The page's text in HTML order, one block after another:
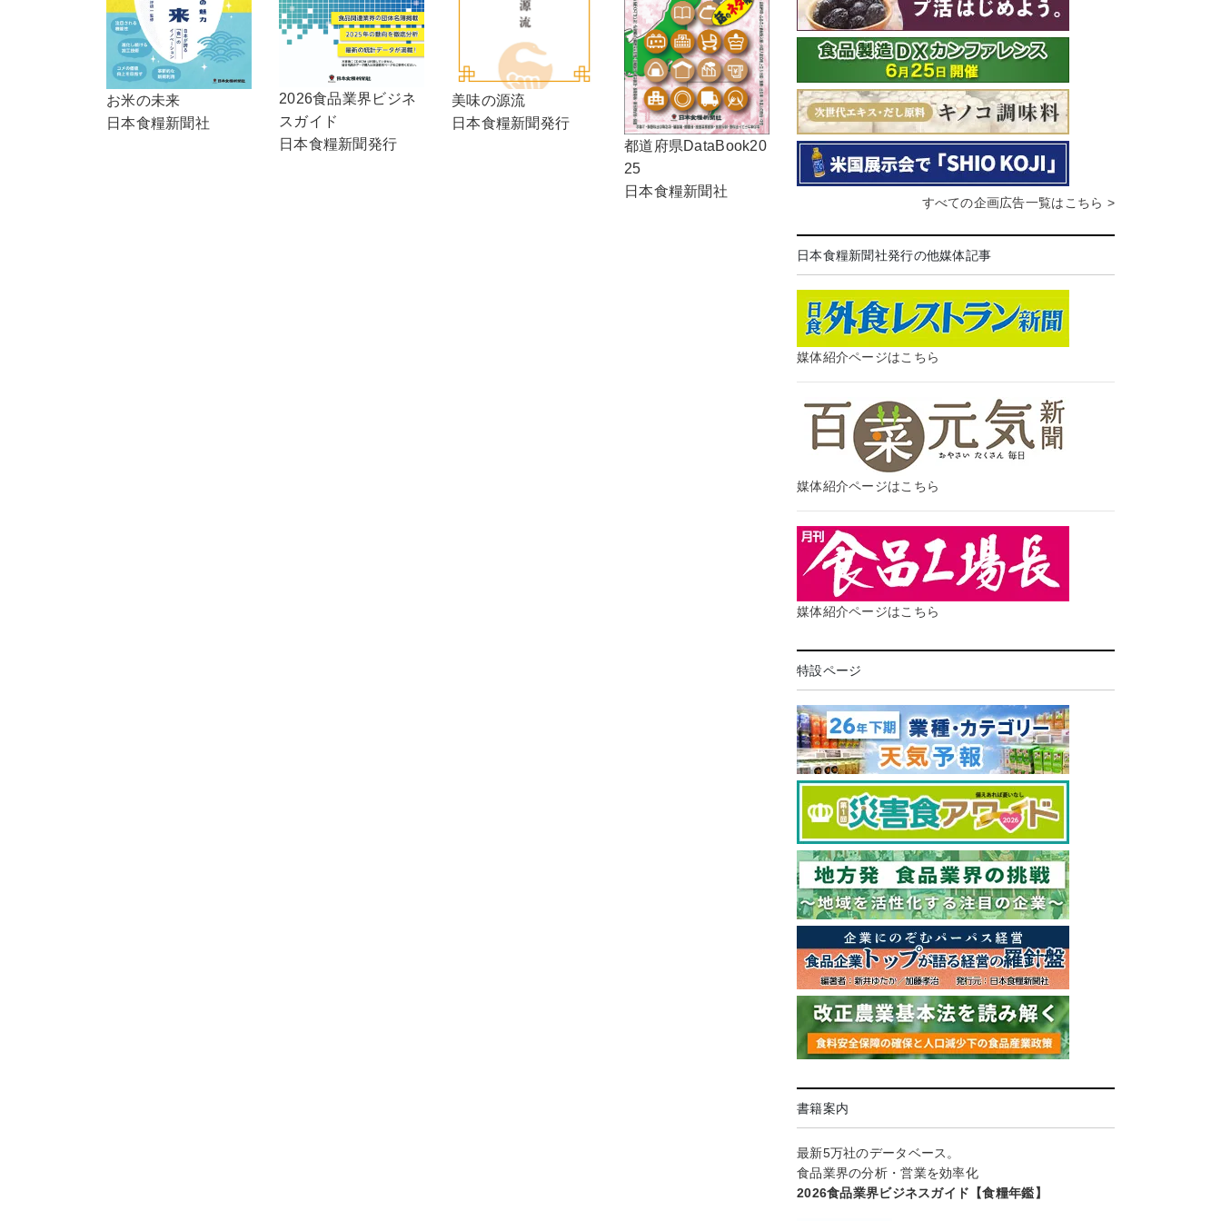
お米の未来
日本食糧新聞社
2026食品業界ビジネ
スガイド
日本食糧新聞発行
美味の源流
日本食糧新聞発行
都道府県DataBook20
25
日本食糧新聞社
すべての企画広告一覧はこちら >
日本食糧新聞社発行の他媒体記事
媒体紹介ページはこちら
媒体紹介ページはこちら
媒体紹介ページはこちら
特設ページ
書籍案内
最新5万社のデータベース。
食品業界の分析・営業を効率化
2026食品業界ビジネスガイド【食糧年鑑】